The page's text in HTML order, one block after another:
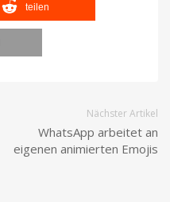
teilen
Nächster Artikel
WhatsApp arbeitet an
eigenen animierten Emojis